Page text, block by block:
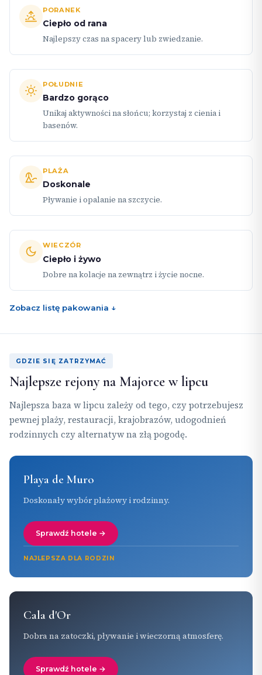
PORANEK
Ciepło od rana
Najlepszy czas na spacery lub zwiedzanie.
POŁUDNIE
Bardzo gorąco
Unikaj aktywności na słońcu; korzystaj z cienia i
basenów.
PLAŻA
Doskonale
Pływanie i opalanie na szczycie.
WIECZÓR
Ciepło i żywo
Dobre na kolacje na zewnątrz i życie nocne.
Zobacz listę pakowania ↓
GDZIE SIĘ ZATRZYMAĆ
Najlepsze rejony na Majorce w lipcu
Najlepsza baza w lipcu zależy od tego, czy potrzebujesz
pewnej plaży, restauracji, krajobrazów, udogodnień
rodzinnych czy alternatyw na złą pogodę.
Playa de Muro
Doskonały wybór plażowy i rodzinny.
Sprawdź hotele →
NAJLEPSZA DLA RODZIN
Cala d'Or
Dobra na zatoczki, pływanie i wieczorną atmosferę.
Sprawdź hotele →